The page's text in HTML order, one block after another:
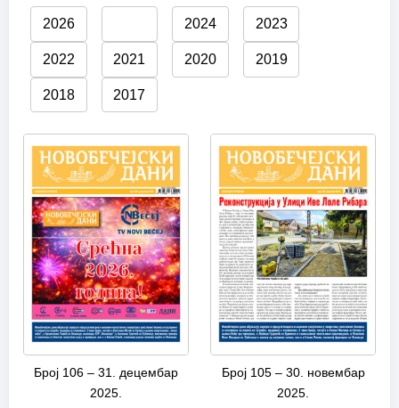
2026 2024 2023
2022 2021 2020 2019
2018 2017
Број 106 – 31. децембар
2025.
Број 105 – 30. новембар
2025.